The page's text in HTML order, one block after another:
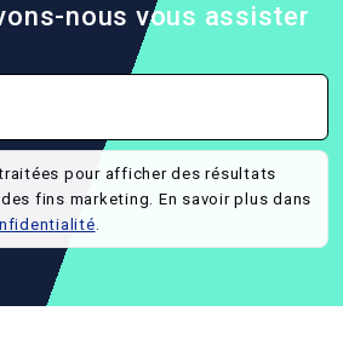
nous vous assister
pour afficher des résultats
fins marketing. En savoir plus dans
.